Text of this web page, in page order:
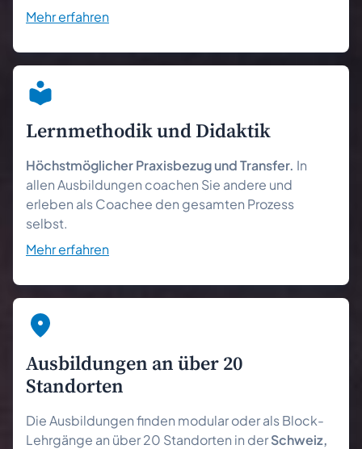
Mehr erfahren
Lernmethodik und Didaktik
Höchstmöglicher Praxisbezug und Transfer. In
allen Ausbildungen coachen Sie andere und
erleben als Coachee den gesamten Prozess
selbst.
Mehr erfahren
Ausbildungen an über 20
Standorten
Die Ausbildungen finden modular oder als Block-
Lehrgänge an über 20 Standorten in derSchweiz,